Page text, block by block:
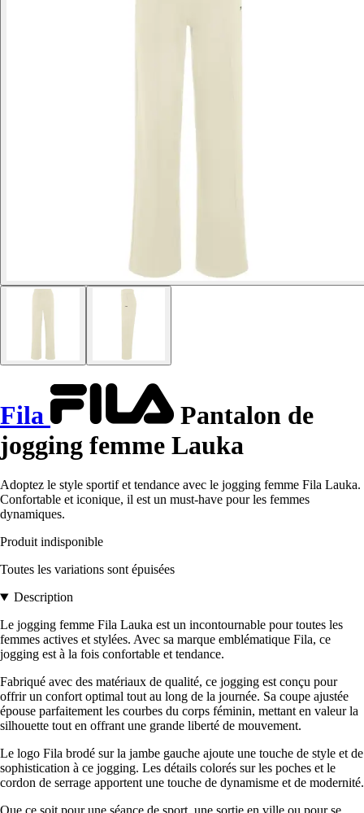
Fila
Pantalon de
jogging femme Lauka
Adoptez le style sportif et tendance avec le jogging femme Fila Lauka.
Confortable et iconique, il est un must-have pour les femmes
dynamiques.
Produit indisponible
Toutes les variations sont épuisées
Description
Le jogging femme Fila Lauka est un incontournable pour toutes les
femmes actives et stylées. Avec sa marque emblématique Fila, ce
jogging est à la fois confortable et tendance.
Fabriqué avec des matériaux de qualité, ce jogging est conçu pour
offrir un confort optimal tout au long de la journée. Sa coupe ajustée
épouse parfaitement les courbes du corps féminin, mettant en valeur la
silhouette tout en offrant une grande liberté de mouvement.
Le logo Fila brodé sur la jambe gauche ajoute une touche de style et de
sophistication à ce jogging. Les détails colorés sur les poches et le
cordon de serrage apportent une touche de dynamisme et de modernité.